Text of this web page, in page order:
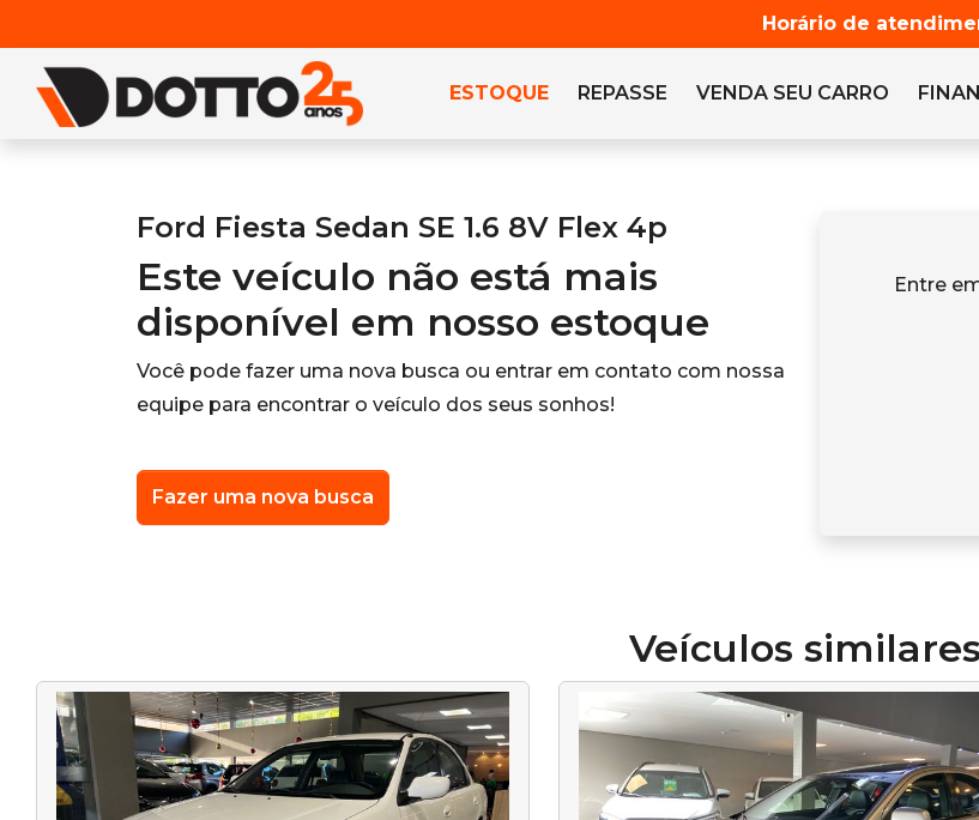
Horário de
ESTOQUE REPASSE VENDA SEU CARRO
Ford Fiesta Sedan SE 1.6 8V Flex 4p
Este veículo não está mais
disponível em nosso estoque
Você pode fazer uma nova busca ou entrar em contato com nossa
equipe para encontrar o veículo dos seus sonhos!
Fazer uma nova busca
Entre
Veículos similares